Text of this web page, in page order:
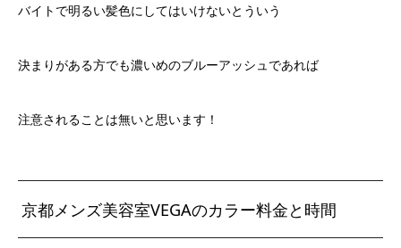
バイトで明るい髪色にしてはいけないとういう
決まりがある方でも濃いめのブルーアッシュであれば
注意されることは無いと思います！
京都メンズ美容室VEGAのカラー料金と時間